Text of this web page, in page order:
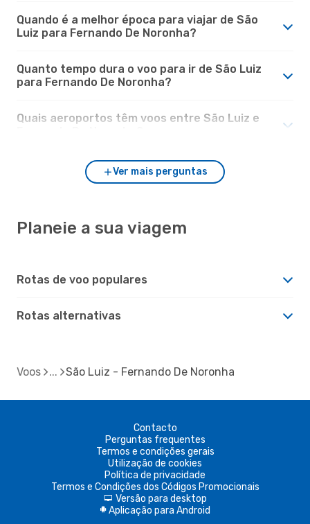
Quando é a melhor época para viajar de São
Luiz para Fernando De Noronha?
Quanto tempo dura o voo para ir de São Luiz
para Fernando De Noronha?
Quais aeroportos têm voos entre São Luiz e
Ver mais perguntas
Planeie a sua viagem
Rotas de voo populares
Rotas alternativas
Voos São Luiz - Fernando De Noronha
Contacto
Perguntas frequentes
Termos e condições gerais
Utilização de cookies
Política de privacidade
Termos e Condições dos Códigos Promocionais
d Versão para desktop
A Aplicação para Android